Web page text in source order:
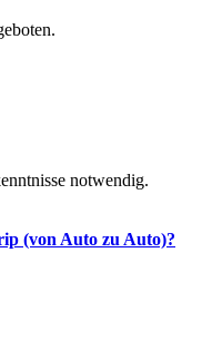
notwendig.
(von Auto zu Auto)?